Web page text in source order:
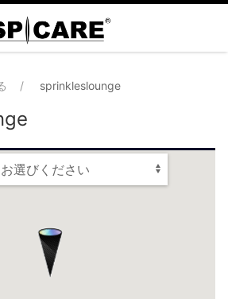
sprinkleslounge
選びください